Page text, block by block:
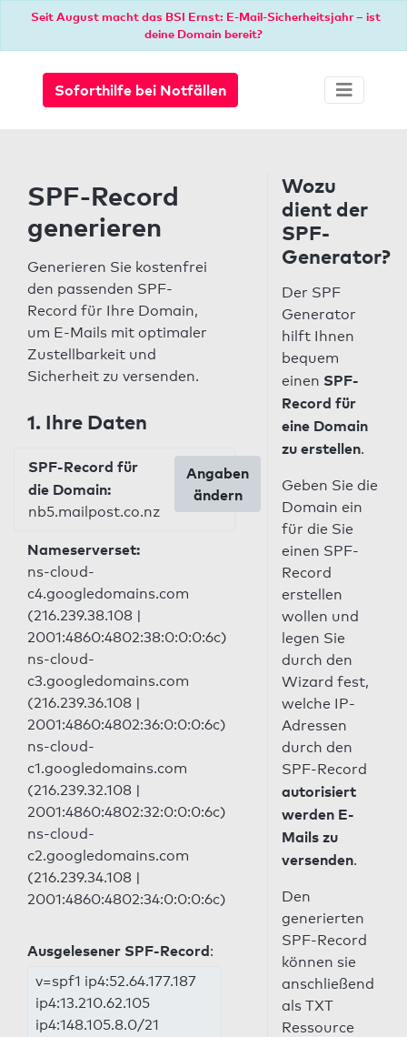
Seit August macht das BSI Ernst: E-Mail-Sicherheitsjahr – ist
deine Domain bereit?
Soforthilfe bei Notfällen
SPF-Record
generieren
Generieren Sie kostenfrei
den passenden SPF-
Record für Ihre Domain,
um E-Mails mit optimaler
Zustellbarkeit und
Sicherheit zu versenden.
1. Ihre Daten
SPF-Record für
die Domain:
nb5.mailpost.co.nz
Angaben
ändern
Nameserverset:
ns-cloud-
c4.googledomains.com
(216.239.38.108 |
2001:4860:4802:38:0:0:0:6c)
ns-cloud-
c3.googledomains.com
(216.239.36.108 |
2001:4860:4802:36:0:0:0:6c)
ns-cloud-
c1.googledomains.com
(216.239.32.108 |
2001:4860:4802:32:0:0:0:6c)
ns-cloud-
c2.googledomains.com
(216.239.34.108 |
2001:4860:4802:34:0:0:0:6c)
Ausgelesener SPF-Record:
v=spf1 ip4:52.64.177.187
ip4:13.210.62.105
ip4:148.105.8.0/21
Wozu
dient der
SPF-
Generator?
Der SPF
Generator
hilft Ihnen
bequem
einen SPF-
Record für
eine Domain
zu erstellen.
Geben Sie die
Domain ein
für die Sie
einen SPF-
Record
erstellen
wollen und
legen Sie
durch den
Wizard fest,
welche IP-
Adressen
durch den
SPF-Record
autorisiert
werden E-
Mails zu
versenden.
Den
generierten
SPF-Record
können sie
anschließend
als TXT
Ressource